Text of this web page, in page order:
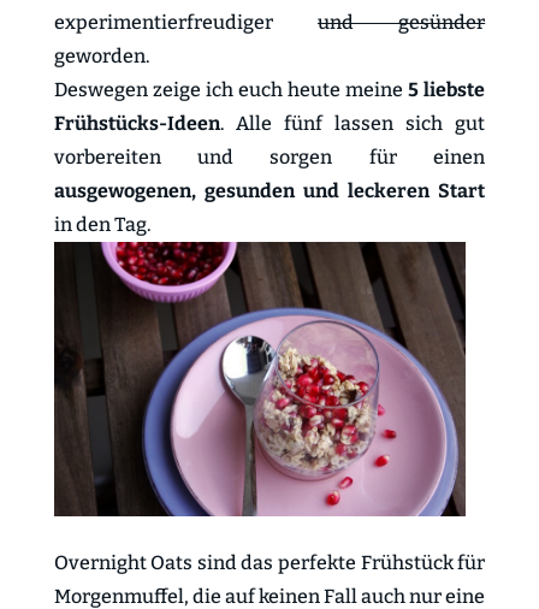
experimentierfreudiger und gesünder
geworden.
Deswegen zeige ich euch heute meine5 liebste
Frühstücks-Ideen. Alle fünf lassen sich gut
vorbereiten und sorgen für einen
ausgewogenen, gesunden und leckeren Start
in den Tag.
Overnight Oats sind das perfekte Frühstück für
Morgenmuffel, die auf keinen Fall auch nur eine